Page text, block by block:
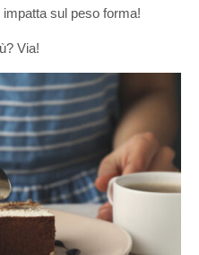
sul peso forma!
Via!